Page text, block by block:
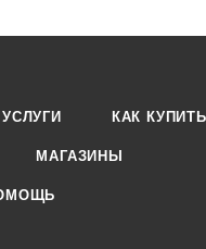
УСЛУГИ КАК КУПИТЬ
МАГАЗИНЫ